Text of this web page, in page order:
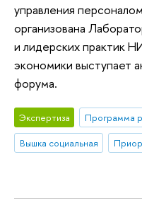
управления
организована
и лидерских практик
экономики выступает
форума.
Экспертиза
Программа
Вышка социальная